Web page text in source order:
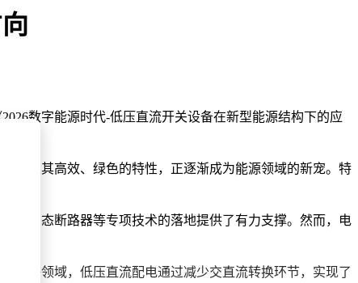
数字能源时代-低压直流开关设备在新型能源结构下的应
电以其高效、绿色的特性，正逐渐成为能源领域的新宠。特
为固态断路器等专项技术的落地提供了有力支撑。然而，电
源等领域，低压直流配电通过减少交直流转换环节，实现了